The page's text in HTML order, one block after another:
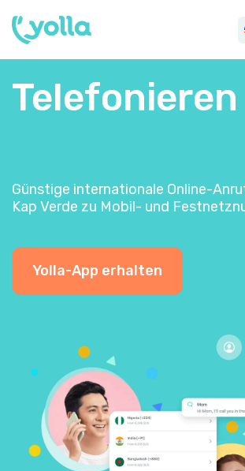
Telefonieren
Günstige internationale Online-
Kap Verde zu Mobil- und
Yolla-App erhalten